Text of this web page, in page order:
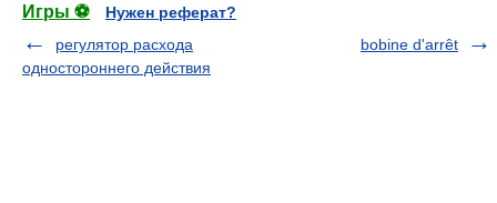
Игры ⚽
Нужен реферат?
регулятор расхода
одностороннего действия
bobine d'arrêt